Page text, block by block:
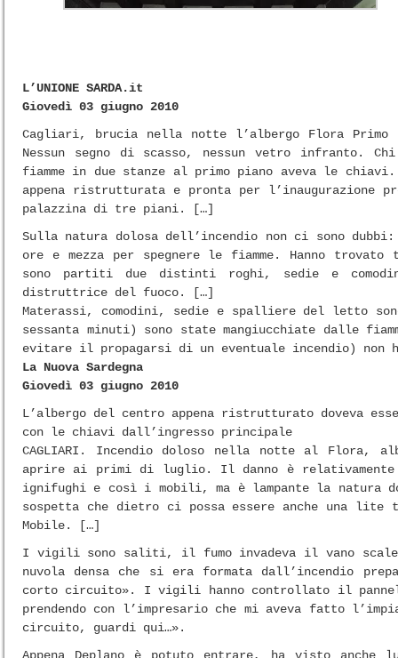
L’UNIONE SARDA.it
Giovedì 03 giugno 2010
Cagliari, brucia nella notte l’albergo Flora
Nessun segno di scasso, nessun vetro infranto.
fiamme in due stanze al primo piano aveva le
appena ristrutturata e pronta per l’inaugurazione
palazzina di tre piani. […]
Sulla natura dolosa dell’incendio non ci sono
ore e mezza per spegnere le fiamme. Hanno
sono partiti due distinti roghi, sedie e
distruttrice del fuoco. […]
Materassi, comodini, sedie e spalliere del letto
sessanta minuti) sono state mangiucchiate dalle
evitare il propagarsi di un eventuale incendio)
La Nuova Sardegna
Giovedì 03 giugno 2010
L’albergo del centro appena ristrutturato doveva
con le chiavi dall’ingresso principale
CAGLIARI. Incendio doloso nella notte al Flora,
aprire ai primi di luglio. Il danno è relativamente
ignifughi e così i mobili, ma è lampante la natura
sospetta che dietro ci possa essere anche una lite
Mobile. […]
I vigili sono saliti, il fumo invadeva il vano scale,
nuvola densa che si era formata dall’incendio
corto circuito». I vigili hanno controllato il
prendendo con l’impresario che mi aveva fatto
circuito, guardi qui…».